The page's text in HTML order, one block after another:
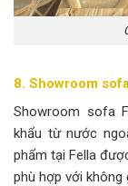
8. Showroom
Showroom sofa
khẩu từ nước
phẩm tại Fella
phù hợp với không